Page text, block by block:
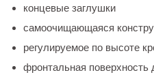
концевые заглушки
самоочищающаяся
регулируемое по высоте
фронтальная поверхность